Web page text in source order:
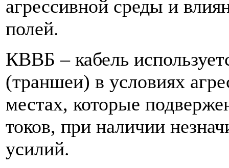
агрессивной среды и
полей.
КВВБ – кабель
(траншеи) в условиях
местах, которые
токов, при наличии
усилий.